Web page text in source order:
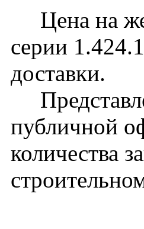
Цена на
серии
доставки.
публичной
количества